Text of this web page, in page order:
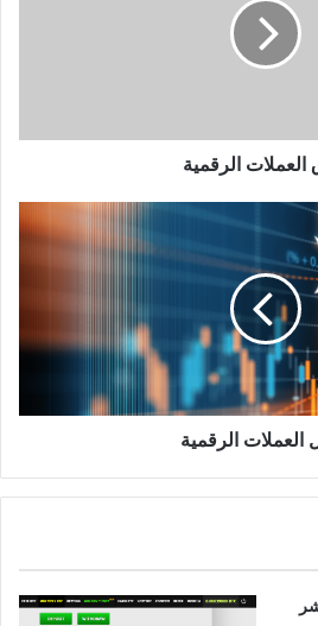
الرقمية
العملات الرقمية